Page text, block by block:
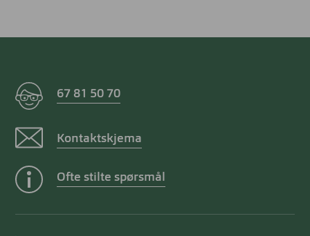
67 81 50 70
Kontaktskjema
Ofte stilte spørsmål